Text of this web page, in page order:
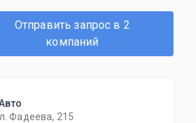
Отправить запрос в 2
компаний
Фадеева, 215